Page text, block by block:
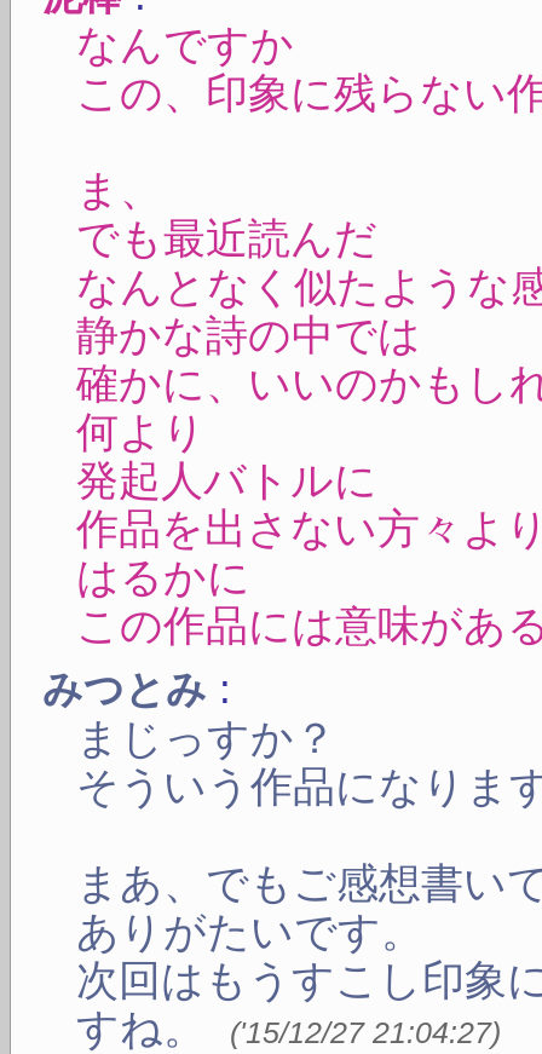
なんですか
この、印象に残らない
ま、
でも最近読んだ
なんとなく似たような
静かな詩の中では
確かに、いいのかもし
何より
発起人バトルに
作品を出さない方々よ
はるかに
この作品には意味があ
みつとみ :
まじっすか？
そういう作品になりま
まあ、でもご感想書い
ありがたいです。
次回はもうすこし印象
すね。
('15/12/27 21:04:27)